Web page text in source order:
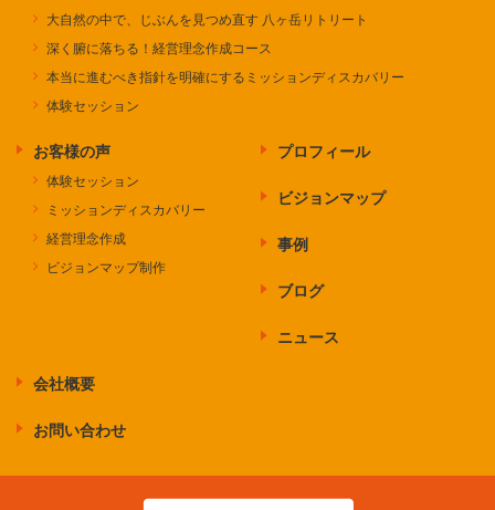
大自然の中で、じぶんを見つめ直す 八ヶ岳リトリート
深く腑に落ちる！経営理念作成コース
本当に進むべき指針を明確にするミッションディスカバリー
体験セッション
お客様の声
体験セッション
ミッションディスカバリー
経営理念作成
ビジョンマップ制作
プロフィール
ビジョンマップ
事例
ブログ
ニュース
会社概要
お問い合わせ